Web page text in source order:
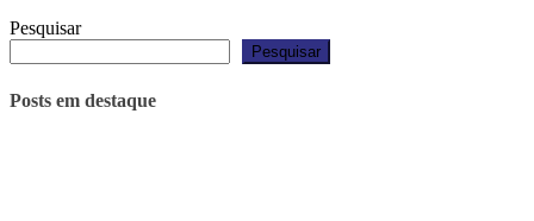
Pesquisar
Pesquisar
Posts em destaque